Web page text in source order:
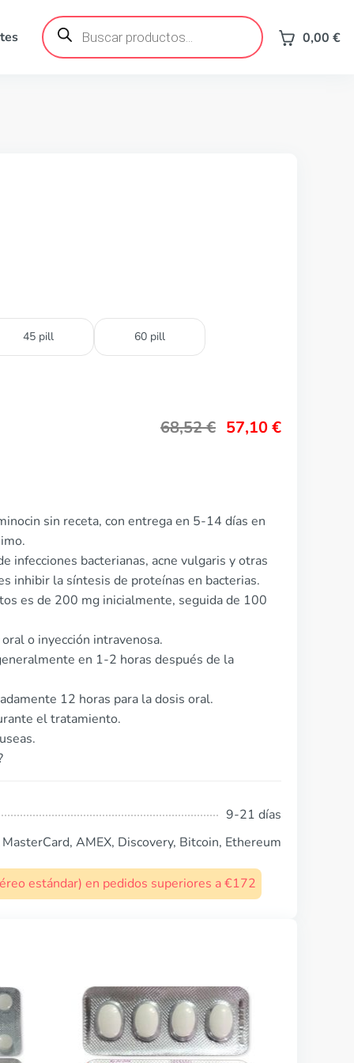
Búsqueda
de
productos 0,00 €
45 pill 60 pill
68,52€ 57,10€
sin receta, con entrega en 5-14 días en
infecciones bacterianas, acne vulgaris y otras
inhibir la síntesis de proteínas en bacterias.
es de 200 mg inicialmente, seguida de 100
o inyección intravenosa.
en 1-2 horas después de la
12 horas para la dosis oral.
el tratamiento.
9-21 días
AMEX, Discovery, Bitcoin, Ethereum
estándar) en pedidos superiores a €172